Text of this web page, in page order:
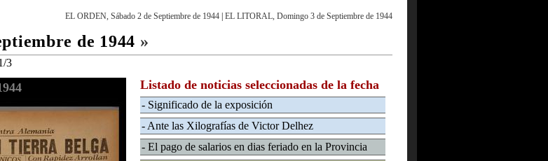
EL ORDEN, Sábado 2 de Septiembre de 1944 EL LITORAL, Domingo 3 de Septiembre de 1944
de 1944 »
3
Listado de noticias seleccionadas de la fecha
- Significado de la exposición
- Ante las Xilografías de Victor Delhez
- El pago de salarios en dias feriado en la Provincia